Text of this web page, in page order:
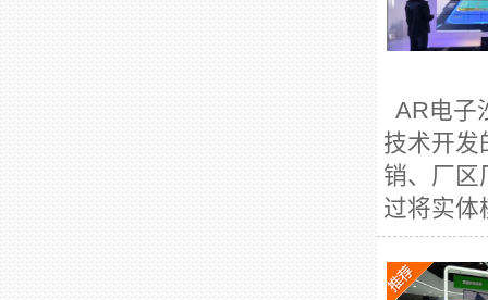
AR电子
技术开发
销、厂区
过将实体